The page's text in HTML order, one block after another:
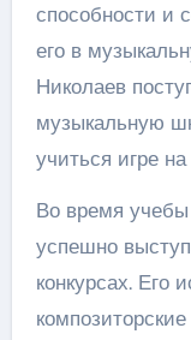
способности и
его в
Николаев
музыкальную
учиться игре
Во время
успешно
конкурсах. Его